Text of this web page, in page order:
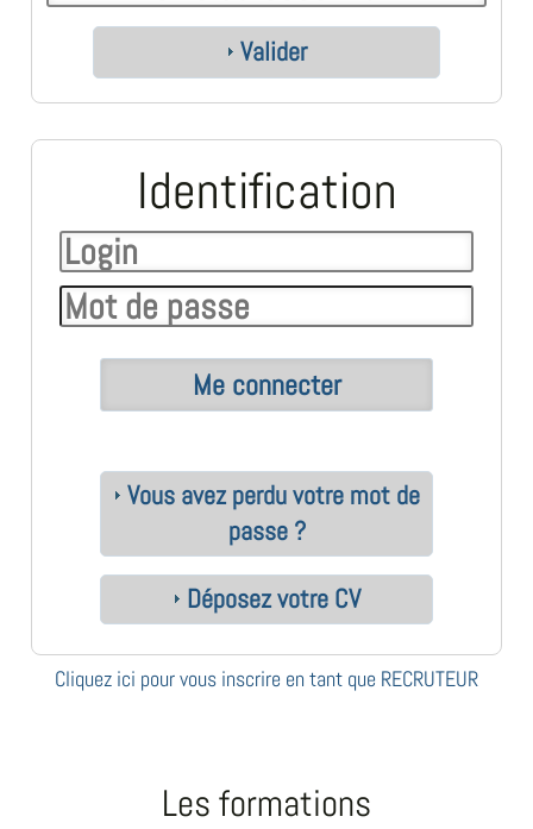
Valider
Identification
Vous avez perdu votre mot de
passe ?
Déposez votre CV
Cliquez ici pour vous inscrire en tant que RECRUTEUR
Les formations